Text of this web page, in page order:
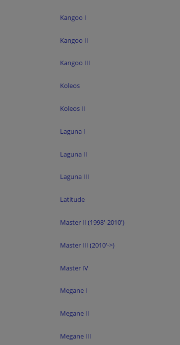
Kangoo I
Kangoo II
Kangoo III
Koleos
Koleos II
Laguna I
Laguna II
Laguna III
Latitude
Master II (1998'-2010')
Master III (2010'->)
Master IV
Megane I
Megane II
Megane III